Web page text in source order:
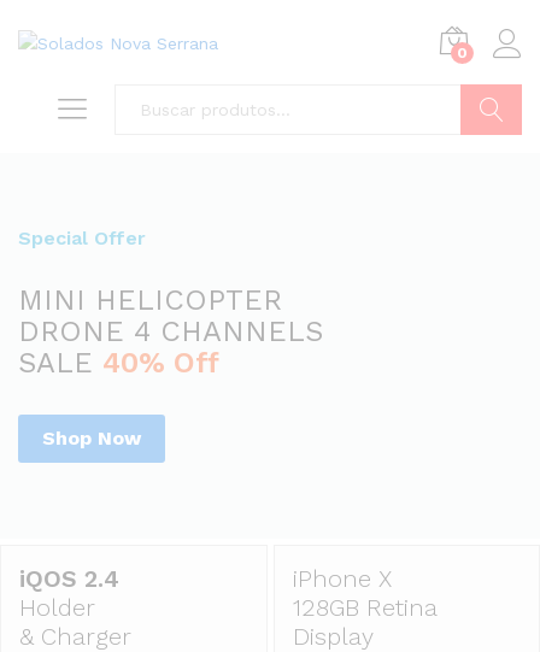
0
Special Offer
MINI HELICOPTER
DRONE 4 CHANNELS
SALE 40% Off
Shop Now
Holder
& Charger
iPhone X
128GB Retina
Display